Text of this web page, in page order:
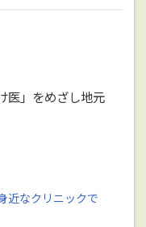
医」をめざし地元
近なクリニックで